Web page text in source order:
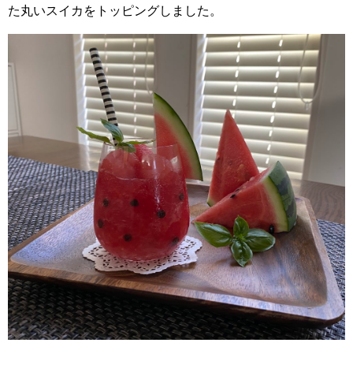
た丸いスイカをトッピングしました。